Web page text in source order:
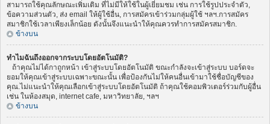
สามารถใช้คุณลักษณะเพิ่มเติม ที่ไม่มีให้ใช้ในผู้เยี่ยมชม เช่น การใช้รูปประจำตัว,
ข้อความส่วนตัว, ส่ง email ให้ผู้ใช้อื่น, การสมัครเข้าร่วมกลุ่มผู้ใช้ ฯลฯ.การสมัคร
สมาชิกใช้เวลาเพียงเล็กน้อย ดังนั้นจึงแนะนำให้คุณควรทำการสมัครสมาชิก.
ข้างบน
ทำไมฉันถึงออกจากระบบโดยอัตโนมัติ?
ถ้าคุณไม่ได้กาถูกหน้า เข้าสู่ระบบโดยอัตโนมัติ ขณะกำลังจะเข้าสู่ระบบ บอร์ดจะ
ยอมให้คุณเข้าสู่ระบบเฉพาะขณะนั้น เพื่อป้องกันไม่ให้คนอื่นเข้ามาใช้ชื่อบัญชีของ
คุณ.ไม่แนะนำให้คุณเลือกเข้าสู่ระบบโดยอัตโนมัติ ถ้าคุณใช้คอมพิวเตอร์ร่วมกับผู้อื่น
เช่น ในห้องสมุด, internet cafe, มหาวิทยาลัย, ฯลฯ
ข้างบน